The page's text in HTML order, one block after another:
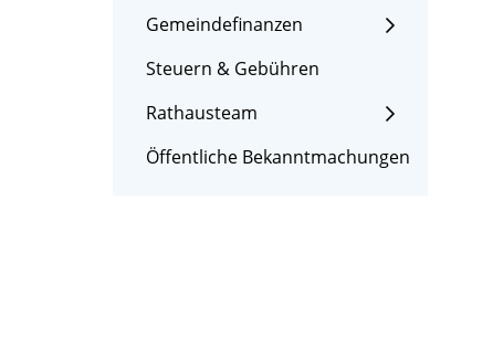
Gemeindefinanzen
Steuern & Gebühren
Rathausteam
Öffentliche Bekanntmachungen